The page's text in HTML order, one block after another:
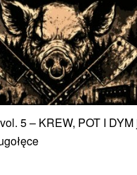
5 – KREW, POT I